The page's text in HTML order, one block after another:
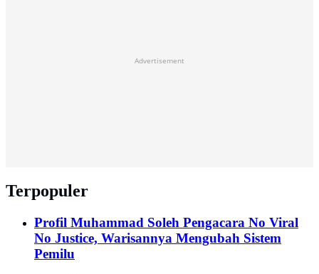
Advertisement
Terpopuler
Profil Muhammad Soleh Pengacara No Viral
No Justice, Warisannya Mengubah Sistem
Pemilu